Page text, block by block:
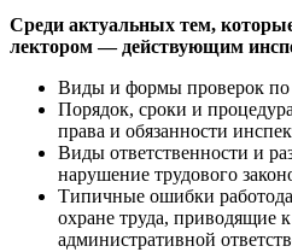
Среди актуальных тем,
лектором — действующим
Виды и формы проверок
Порядок, сроки и
права и обязанности
Виды ответственности и
нарушение трудового
Типичные ошибки
охране труда, приводящие
административной